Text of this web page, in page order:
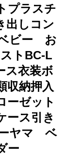
プラスチ
出しコン
ビー お
トBC-L
ス衣装ボ
収納押入
ーゼット
ース引き
ーヤマ ベ
ー